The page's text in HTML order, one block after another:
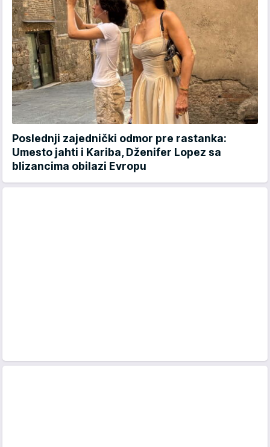
Poslednji zajednički odmor pre rastanka:
Umesto jahti i Kariba, Dženifer Lopez sa
blizancima obilazi Evropu